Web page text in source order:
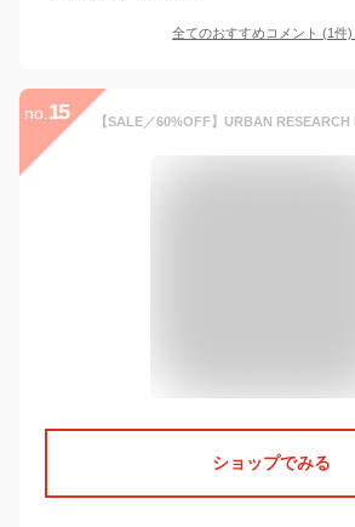
全てのおすすめコメント (1件)
no. 15
ショップでみる